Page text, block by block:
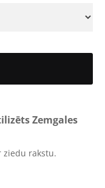
Zemgales
ziedu rakstu.